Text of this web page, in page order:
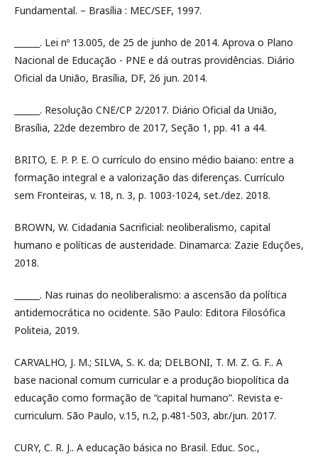
Fundamental. – Brasília : MEC/SEF, 1997.
______. Lei nº 13.005, de 25 de junho de 2014. Aprova o Plano
Nacional de Educação - PNE e dá outras providências. Diário
Oficial da União, Brasília, DF, 26 jun. 2014.
______. Resolução CNE/CP 2/2017. Diário Oficial da União,
Brasília, 22de dezembro de 2017, Seção 1, pp. 41 a 44.
BRITO, E. P. P. E. O currículo do ensino médio baiano: entre a
formação integral e a valorização das diferenças. Currículo
sem Fronteiras, v. 18, n. 3, p. 1003-1024, set./dez. 2018.
BROWN, W. Cidadania Sacrificial: neoliberalismo, capital
humano e políticas de austeridade. Dinamarca: Zazie Eduções,
2018.
______. Nas ruinas do neoliberalismo: a ascensão da política
antidemocrática no ocidente. São Paulo: Editora Filosófica
Politeia, 2019.
CARVALHO, J. M.; SILVA, S. K. da; DELBONI, T. M. Z. G. F.. A
base nacional comum curricular e a produção biopolítica da
educação como formação de “capital humano”. Revista e-
curriculum. São Paulo, v.15, n.2, p.481-503, abr./jun. 2017.
CURY, C. R. J.. A educação básica no Brasil. Educ. Soc.,